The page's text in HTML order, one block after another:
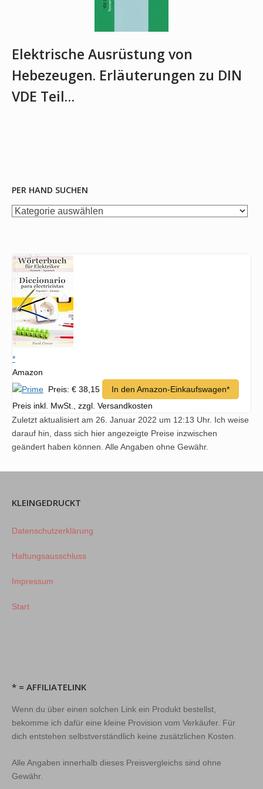
Elektrische Ausrüstung von
Hebezeugen. Erläuterungen zu DIN
VDE Teil…
PER HAND SUCHEN
per
*
Amazon
Preis: € 38,15
In den Amazon-Einkaufswagen*
Preis inkl. MwSt., zzgl. Versandkosten
Zuletzt aktualisiert am 26. Januar 2022 um 12:13 Uhr. Ich weise
darauf hin, dass sich hier angezeigte Preise inzwischen
geändert haben können. Alle Angaben ohne Gewähr.
KLEINGEDRUCKT
Datenschutzerklärung
Haftungsausschluss
Impressum
Start
* = AFFILIATELINK
Wenn du über einen solchen Link ein Produkt bestellst,
bekomme ich dafür eine kleine Provision vom Verkäufer. Für
dich entstehen selbstverständlich keine zusätzlichen Kosten.
Alle Angaben innerhalb dieses Preisvergleichs sind ohne
Gewähr.